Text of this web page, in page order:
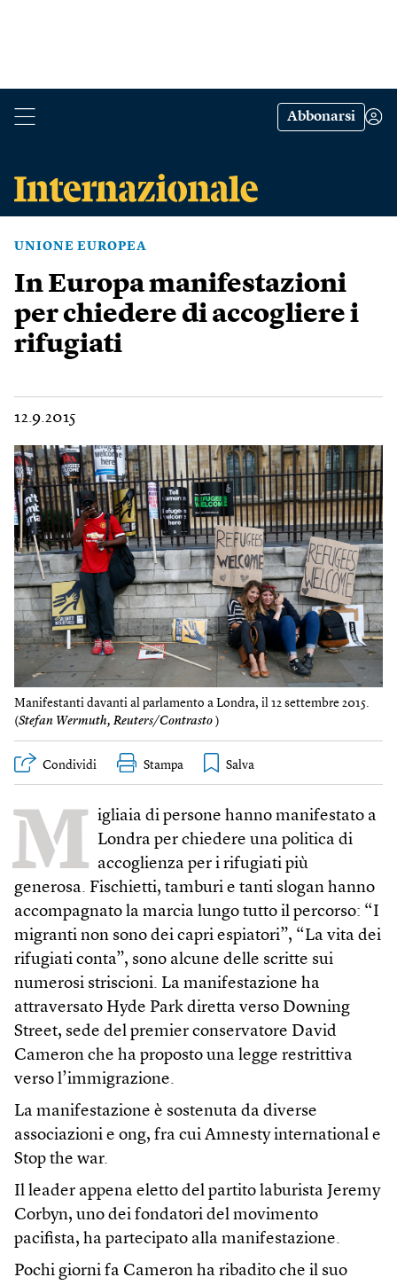
Abbonarsi
UNIONE EUROPEA
In Europa manifestazioni
per chiedere di accogliere i
rifugiati
12.9.2015
Manifestanti davanti al parlamento a Londra, il 12 settembre 2015.
(Stefan Wermuth, Reuters/Contrasto )
Condividi Stampa
M igliaia di persone hanno manifestato a
Londra per chiedere una politica di
accoglienza per i rifugiati più
generosa. Fischietti, tamburi e tanti slogan hanno
accompagnato la marcia lungo tutto il percorso: “I
migranti non sono dei capri espiatori”, “La vita dei
rifugiati conta”, sono alcune delle scritte sui
numerosi striscioni. La manifestazione ha
attraversato Hyde Park diretta verso Downing
Street, sede del premier conservatore David
Cameron che ha proposto una legge restrittiva
verso l’immigrazione.
La manifestazione è sostenuta da diverse
associazioni e ong, fra cui Amnesty international e
Stop the war.
Il leader appena eletto del partito laburista Jeremy
Corbyn, uno dei fondatori del movimento
pacifista, ha partecipato alla manifestazione.
Pochi giorni fa Cameron ha ribadito che il suo